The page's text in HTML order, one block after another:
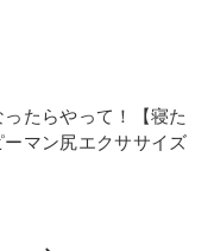
たらやって！【寝た
ーマン尻エクササイズ